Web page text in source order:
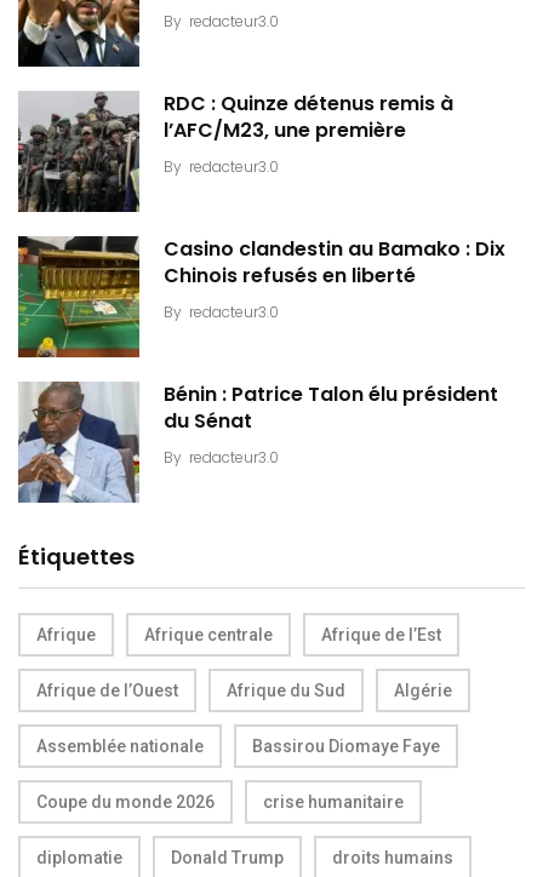
By redacteur3.0
RDC : Quinze détenus remis à
l’AFC/M23, une première
By redacteur3.0
Casino clandestin au Bamako : Dix
Chinois refusés en liberté
By redacteur3.0
Bénin : Patrice Talon élu président
du Sénat
By redacteur3.0
Étiquettes
Afrique Afrique centrale Afrique de l’Est
Afrique de l’Ouest Afrique du Sud Algérie
Assemblée nationale Bassirou Diomaye Faye
Coupe du monde 2026 crise humanitaire
diplomatie Donald Trump droits humains